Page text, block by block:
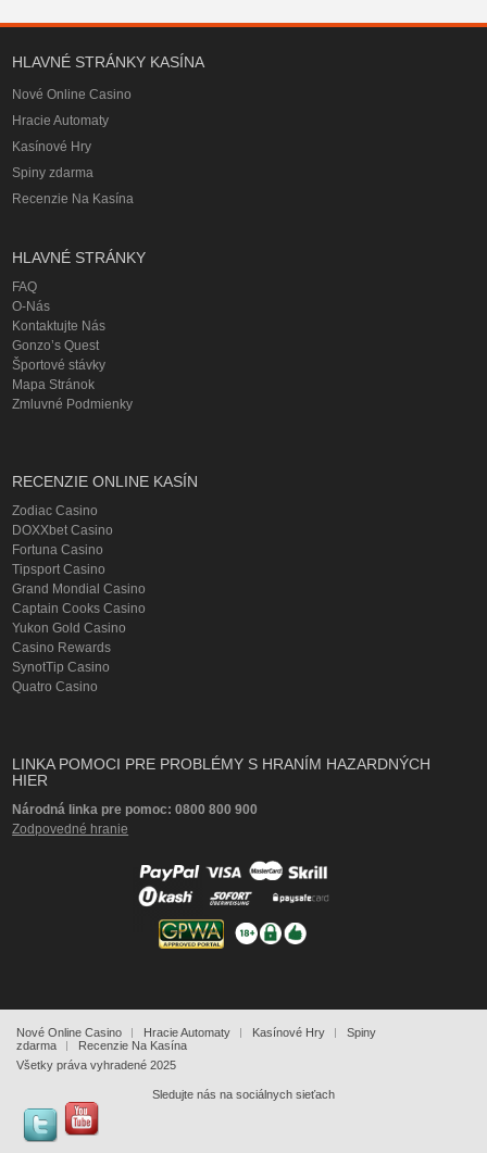
HLAVNÉ STRÁNKY KASÍNA
Nové Online Casino
Hracie Automaty
Kasínové Hry
Spiny zdarma
Recenzie Na Kasína
HLAVNÉ STRÁNKY
FAQ
O-Nás
Kontaktujte Nás
Gonzo’s Quest
Športové stávky
Mapa Stránok
Zmluvné Podmienky
RECENZIE ONLINE KASÍN
Zodiac Casino
DOXXbet Casino
Fortuna Casino
Tipsport Casino
Grand Mondial Casino
Captain Cooks Casino
Yukon Gold Casino
Casino Rewards
SynotTip Casino
Quatro Casino
LINKA POMOCI PRE PROBLÉMY S HRANÍM HAZARDNÝCH
HIER
Národná linka pre pomoc: 0800 800 900
Zodpovedné hranie
Nové Online Casino Hracie Automaty Kasínové Hry
Spiny
zdarma
Recenzie Na Kasína
Všetky práva vyhradené 2025
Sledujte nás na sociálnych sieťach